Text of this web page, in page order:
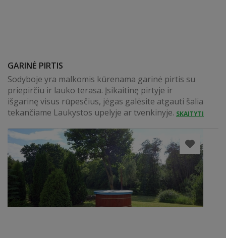
GARINĖ PIRTIS
Sodyboje yra malkomis kūrenama garinė pirtis su
priepirčiu ir lauko terasa. Įsikaitinę pirtyje ir
išgarinę visus rūpesčius, jėgas galėsite atgauti šalia
tekančiame Laukystos upelyje ar tvenkinyje. SKAITYTI